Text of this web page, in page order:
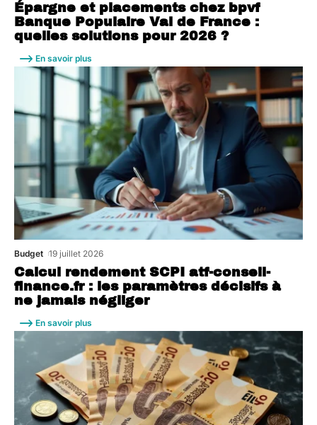
Épargne et placements chez bpvf
Banque Populaire Val de France :
quelles solutions pour 2026 ?
En savoir plus
Calcul rendement SCPI atf-conseil-
finance.fr : les paramètres décisifs à
ne jamais négliger
Budget 19 juillet 2026
En savoir plus